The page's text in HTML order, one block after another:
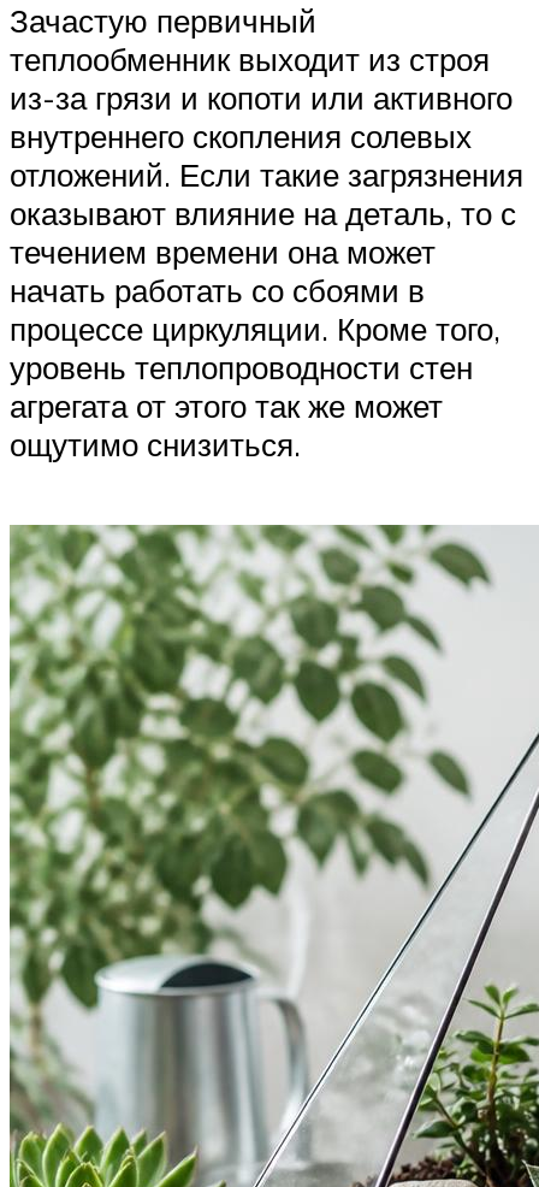
Зачастую первичный
теплообменник выходит из строя
из-за грязи и копоти или активного
внутреннего скопления солевых
отложений. Если такие загрязнения
оказывают влияние на деталь, то с
течением времени она может
начать работать со сбоями в
процессе циркуляции. Кроме того,
уровень теплопроводности стен
агрегата от этого так же может
ощутимо снизиться.